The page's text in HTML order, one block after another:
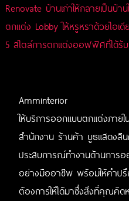
Renovate บ้านเก่าให้กลายเป็นบ้า
ตกแต่ง Lobby ให้หรูหราด้วยไอเดี
5 สไตล์การตกแต่งออฟฟิศที่ได้รั
Amminterior
ให้บริการออกแบบตกแต่งภาย
สำนักงาน ร้านค้า บูธแสดงสิ
ประสบการณ์ทำงานด้านการอ
อย่างมืออาชีพ พร้อมให้คำป
ต้องการให้ได้มาซึ่งสิ่งที่คุณคิ